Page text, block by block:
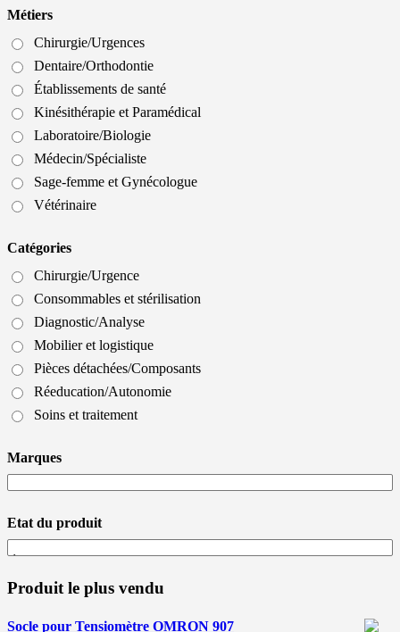
Métiers
Chirurgie/Urgences
Dentaire/Orthodontie
Établissements de santé
Kinésithérapie et Paramédical
Laboratoire/Biologie
Médecin/Spécialiste
Sage-femme et Gynécologue
Vétérinaire
Catégories
Chirurgie/Urgence
Consommables et stérilisation
Diagnostic/Analyse
Mobilier et logistique
Pièces détachées/Composants
Réeducation/Autonomie
Soins et traitement
Marques
Etat du produit
Produit le plus vendu
Socle pour Tensiomètre OMRON 907